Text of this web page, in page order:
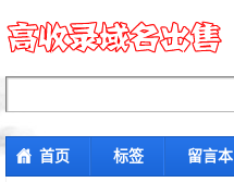
首页 标签 留言本